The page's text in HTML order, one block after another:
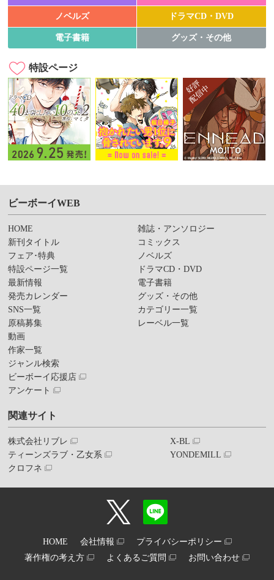
ノベルズ ドラマCD・DVD
電子書籍 グッズ・その他
特設ページ
ビーボーイWEB
HOME
新刊タイトル
フェア･特典
特設ページ一覧
最新情報
発売カレンダー
SNS一覧
原稿募集
動画
作家一覧
ジャンル検索
ビーボーイ応援店
アンケート
雑誌・アンソロジー
コミックス
ノベルズ
ドラマCD・DVD
電子書籍
グッズ・その他
カテゴリー一覧
レーベル一覧
関連サイト
株式会社リブレ
ティーンズラブ・乙女系
クロフネ
X-BL
YONDEMILL
HOME 会社情報
プライバシーポリシー
著作権の考え方
よくあるご質問 お問い合わせ